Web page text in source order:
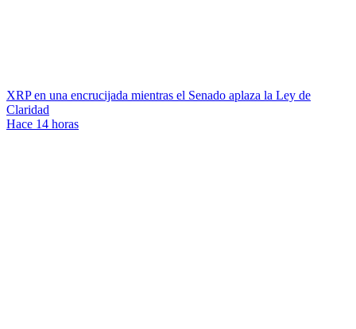
XRP en una encrucijada mientras el Senado aplaza la Ley de
Claridad
Hace 14 horas